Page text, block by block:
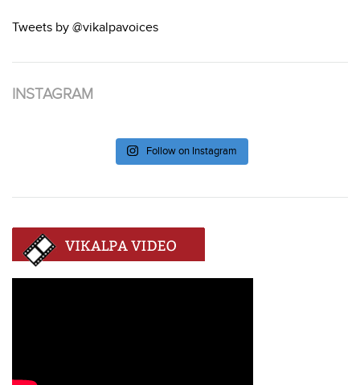
Tweets by @vikalpavoices
INSTAGRAM
Follow on Instagram